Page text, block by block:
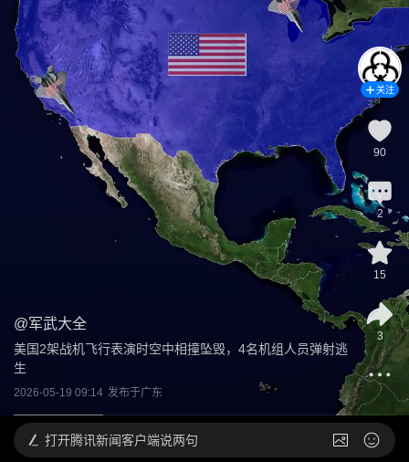
@军武大全
美国2架战机飞行表演时空中相撞坠毁，4名机组人员弹射逃
生
2026-05-19 09:14 发布于广东
关注
90
2
15
3
打开腾讯新闻客户端说两句